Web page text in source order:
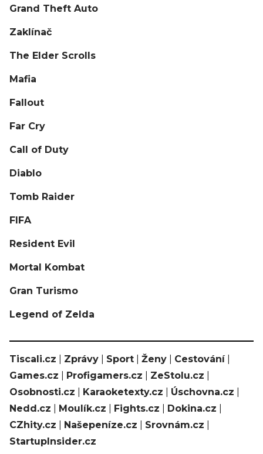
Grand Theft Auto
Zaklínač
The Elder Scrolls
Mafia
Fallout
Far Cry
Call of Duty
Diablo
Tomb Raider
FIFA
Resident Evil
Mortal Kombat
Gran Turismo
Legend of Zelda
Tiscali.cz Zprávy Sport Ženy Cestování|
Games.cz
Profigamers.cz ZeStolu.cz
Osobnosti.cz
Karaoketexty.cz Úschovna.cz
Nedd.cz
Moulík.cz Fights.cz Dokina.cz
CZhity.cz
Našepeníze.cz Srovnám.cz
StartupInsider.cz